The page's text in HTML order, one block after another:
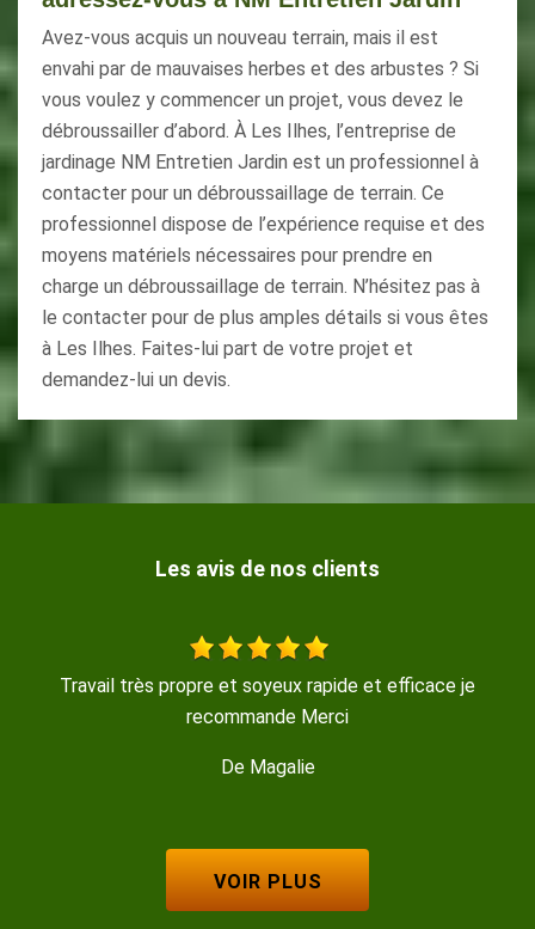
Avez-vous acquis un nouveau terrain, mais il est
envahi par de mauvaises herbes et des arbustes ? Si
vous voulez y commencer un projet, vous devez le
débroussailler d’abord. À Les Ilhes, l’entreprise de
jardinage NM Entretien Jardin est un professionnel à
contacter pour un débroussaillage de terrain. Ce
professionnel dispose de l’expérience requise et des
moyens matériels nécessaires pour prendre en
charge un débroussaillage de terrain. N’hésitez pas à
le contacter pour de plus amples détails si vous êtes
à Les Ilhes. Faites-lui part de votre projet et
demandez-lui un devis.
Les avis de nos clients
rapide et efficace je
Travail sérieux, réalisé avec
VOIR PLUS